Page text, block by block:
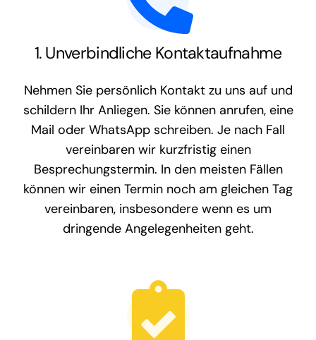
1. Unverbindliche Kontaktaufnahme
Nehmen Sie persönlich Kontakt zu uns auf und
schildern Ihr Anliegen. Sie können anrufen, eine
Mail oder WhatsApp schreiben. Je nach Fall
vereinbaren wir kurzfristig einen
Besprechungstermin. In den meisten Fällen
können wir einen Termin noch am gleichen Tag
vereinbaren, insbesondere wenn es um
dringende Angelegenheiten geht.